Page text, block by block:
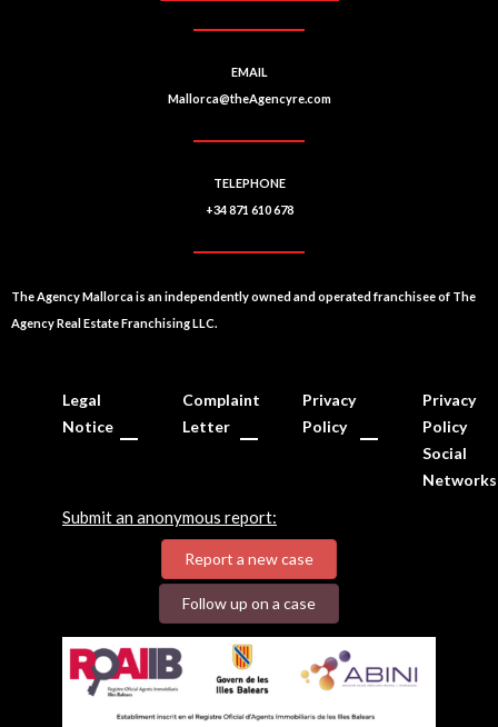
EMAIL
Mallorca@theAgencyre.com
TELEPHONE
+34 871 610 678
The Agency Mallorca is an independently owned and operated franchisee of The
Agency Real Estate Franchising LLC.
Legal
Notice
Complaint
Letter
Privacy
Policy
Privacy
Policy
Social
Networks
Submit an anonymous report:
Report a new case
Follow up on a case